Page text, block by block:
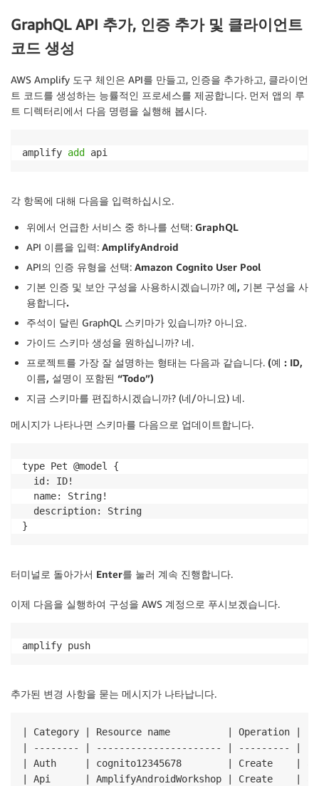
GraphQL API 추가, 인증 추가 및 클라이언트
코드 생성
AWS Amplify 도구 체인은 API를 만들고, 인증을 추가하고, 클라이언
트 코드를 생성하는 능률적인 프로세스를 제공합니다. 먼저 앱의 루
트 디렉터리에서 다음 명령을 실행해 봅시다.
amplify add api
각 항목에 대해 다음을 입력하십시오.
위에서 언급한 서비스 중 하나를 선택: GraphQL
API 이름을 입력: AmplifyAndroid
API의 인증 유형을 선택: Amazon Cognito User Pool
기본 인증 및 보안 구성을 사용하시겠습니까? 예, 기본 구성을 사
용합니다.
주석이 달린 GraphQL 스키마가 있습니까? 아니요.
가이드 스키마 생성을 원하십니까? 네.
프로젝트를 가장 잘 설명하는 형태는 다음과 같습니다. (예 : ID,
이름, 설명이 포함된 “Todo”)
지금 스키마를 편집하시겠습니까? (네/아니요) 네.
메시지가 나타나면 스키마를 다음으로 업데이트합니다.
type Pet @model {
  id: ID!
  name: String!
  description: String
}
터미널로 돌아가서 Enter를 눌러 계속 진행합니다.
이제 다음을 실행하여 구성을 AWS 계정으로 푸시보겠습니다.
amplify push
추가된 변경 사항을 묻는 메시지가 나타납니다.
| Category | Resource name          | Operation |
| -------- | ---------------------- | --------- |
| Auth     | cognito12345678        | Create    |
| Api      | AmplifyAndroidWorkshop | Create    |